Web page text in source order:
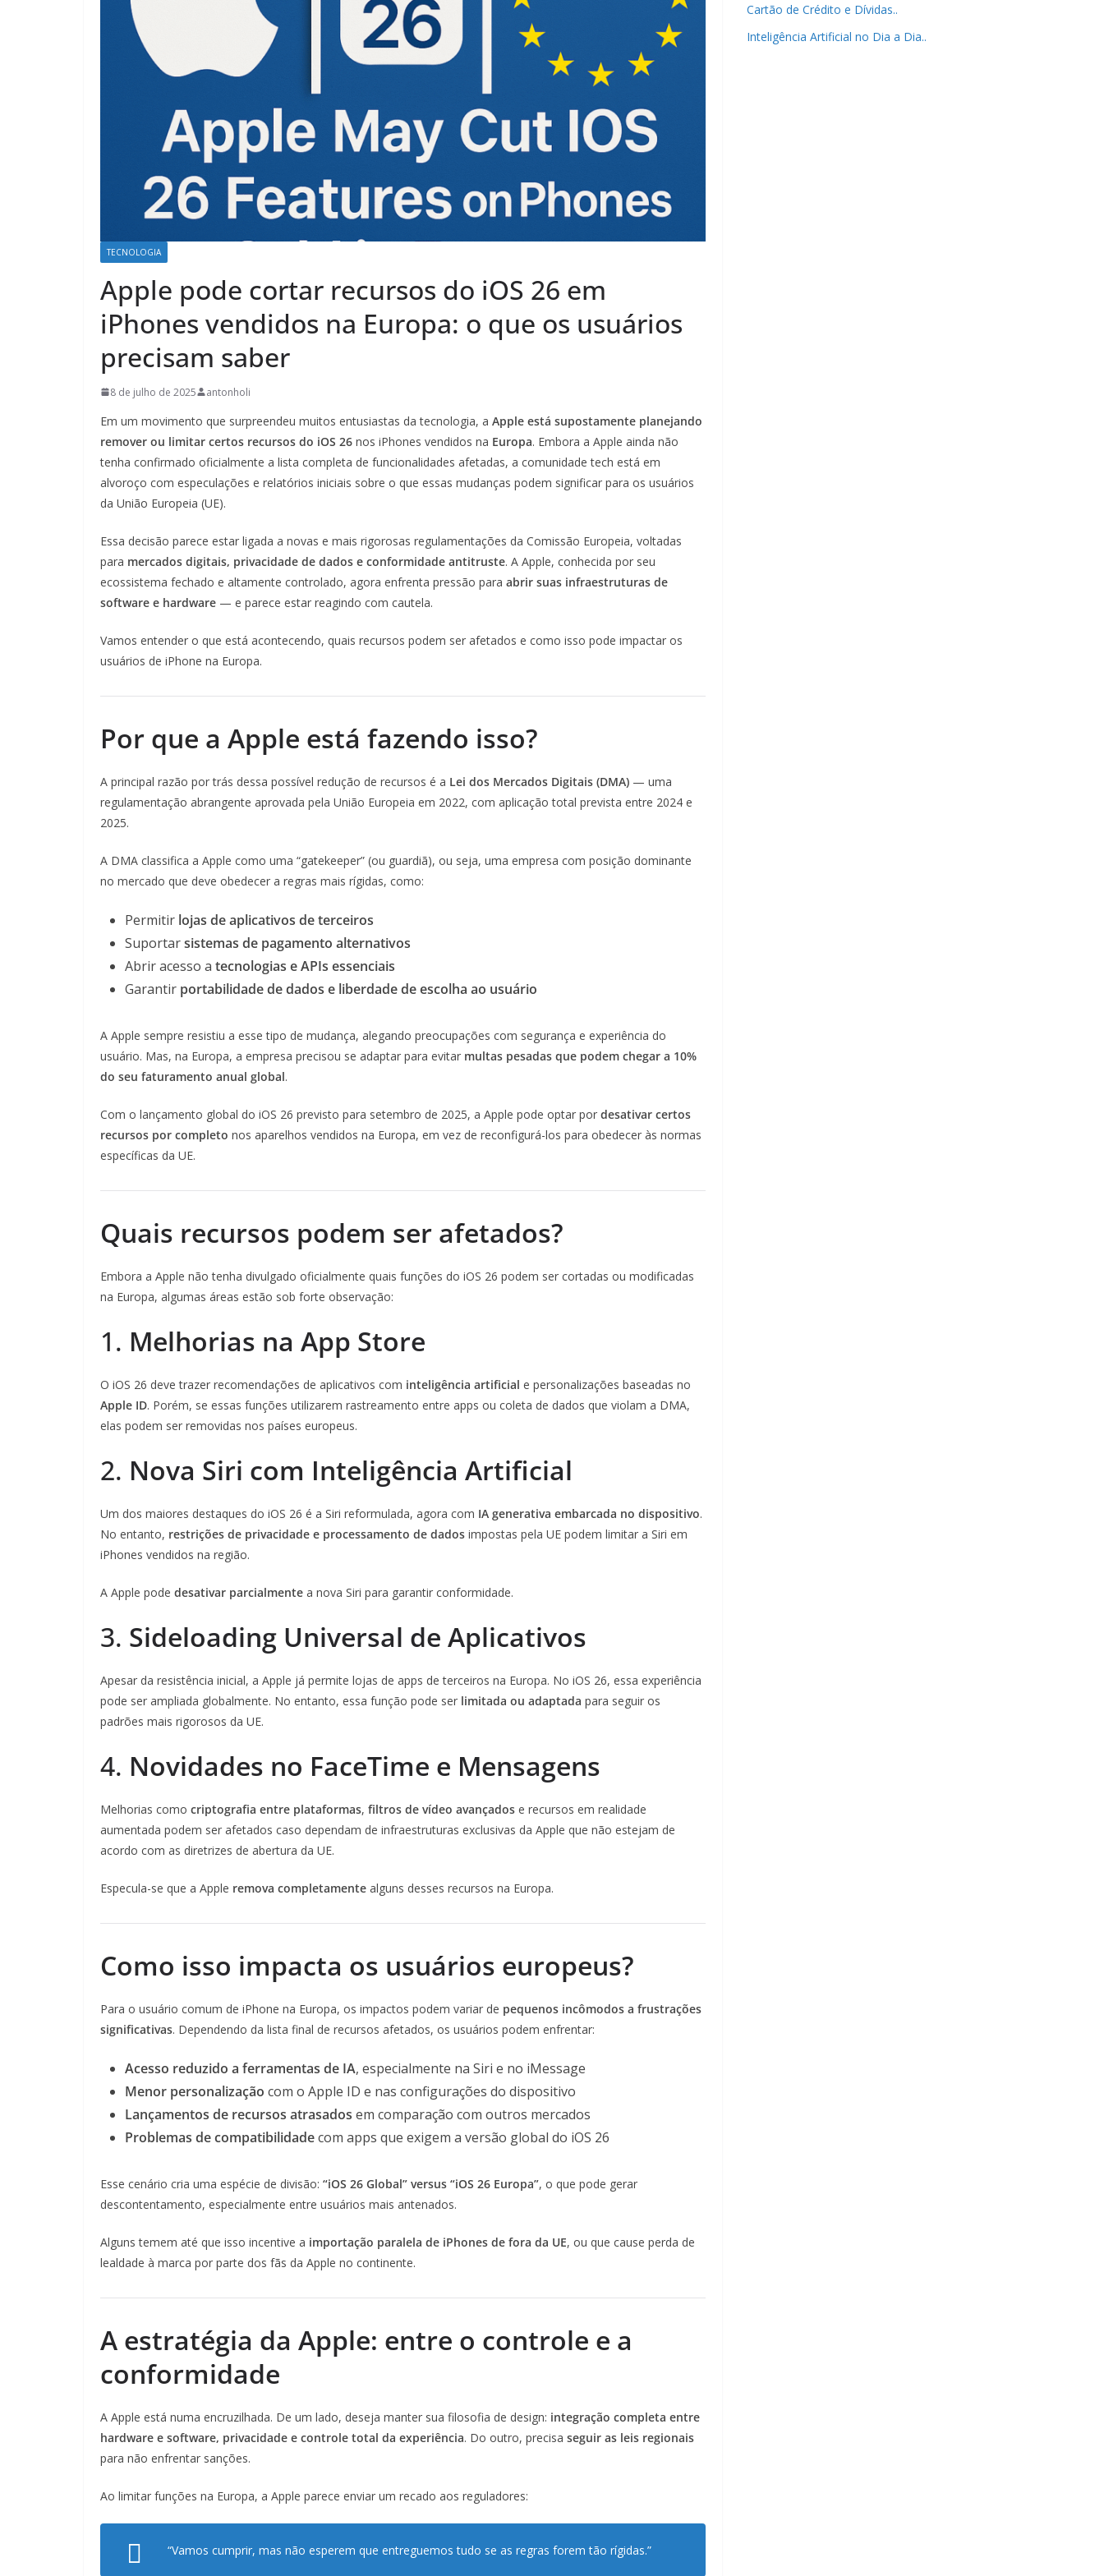
TECNOLOGIA
Apple pode cortar recursos do iOS 26 em
iPhones vendidos na Europa: o que os usuários
precisam saber
8 de julho de 2025 antonholi
Em um movimento que surpreendeu muitos entusiastas da tecnologia, a Apple está supostamente planejando
remover ou limitar certos recursos do iOS 26 nos iPhones vendidos na Europa. Embora a Apple ainda não
tenha confirmado oficialmente a lista completa de funcionalidades afetadas, a comunidade tech está em
alvoroço com especulações e relatórios iniciais sobre o que essas mudanças podem significar para os usuários
da União Europeia (UE).
Essa decisão parece estar ligada a novas e mais rigorosas regulamentações da Comissão Europeia, voltadas
para mercados digitais, privacidade de dados e conformidade antitruste. A Apple, conhecida por seu
ecossistema fechado e altamente controlado, agora enfrenta pressão para abrir suas infraestruturas de
software e hardware — e parece estar reagindo com cautela.
Vamos entender o que está acontecendo, quais recursos podem ser afetados e como isso pode impactar os
usuários de iPhone na Europa.
Por que a Apple está fazendo isso?
A principal razão por trás dessa possível redução de recursos é a Lei dos Mercados Digitais (DMA) — uma
regulamentação abrangente aprovada pela União Europeia em 2022, com aplicação total prevista entre 2024 e
2025.
A DMA classifica a Apple como uma “gatekeeper” (ou guardiã), ou seja, uma empresa com posição dominante
no mercado que deve obedecer a regras mais rígidas, como:
Permitir lojas de aplicativos de terceiros
Suportarsistemas de pagamento alternativos
Abrir acesso a tecnologias e APIs essenciais
Garantir portabilidade de dados e liberdade de escolha ao usuário
A Apple sempre resistiu a esse tipo de mudança, alegando preocupações com segurança e experiência do
usuário. Mas, na Europa, a empresa precisou se adaptar para evitar multas pesadas que podem chegar a 10%
do seu faturamento anual global.
Com o lançamento global do iOS 26 previsto para setembro de 2025, a Apple pode optar por desativar certos
recursos por completo nos aparelhos vendidos na Europa, em vez de reconfigurá-los para obedecer às normas
específicas da UE.
Quais recursos podem ser afetados?
Embora a Apple não tenha divulgado oficialmente quais funções do iOS 26 podem ser cortadas ou modificadas
na Europa, algumas áreas estão sob forte observação:
1. Melhorias na App Store
O iOS 26 deve trazer recomendações de aplicativos com inteligência artificial e personalizações baseadas no
Apple ID. Porém, se essas funções utilizarem rastreamento entre apps ou coleta de dados que violam a DMA,
elas podem ser removidas nos países europeus.
2. Nova Siri com Inteligência Artificial
Um dos maiores destaques do iOS 26 é a Siri reformulada, agora com IA generativa embarcada no dispositivo.
No entanto, restrições de privacidade e processamento de dados impostas pela UE podem limitar a Siri em
iPhones vendidos na região.
A Apple pode desativar parcialmente a nova Siri para garantir conformidade.
3. Sideloading Universal de Aplicativos
Apesar da resistência inicial, a Apple já permite lojas de apps de terceiros na Europa. No iOS 26, essa experiência
pode ser ampliada globalmente. No entanto, essa função pode ser limitada ou adaptada para seguir os
padrões mais rigorosos da UE.
4. Novidades no FaceTime e Mensagens
Melhorias como criptografia entre plataformas, filtros de vídeo avançados e recursos em realidade
aumentada podem ser afetados caso dependam de infraestruturas exclusivas da Apple que não estejam de
acordo com as diretrizes de abertura da UE.
Especula-se que a Apple remova completamente alguns desses recursos na Europa.
Como isso impacta os usuários europeus?
Para o usuário comum de iPhone na Europa, os impactos podem variar de pequenos incômodos a frustrações
significativas. Dependendo da lista final de recursos afetados, os usuários podem enfrentar:
Acesso reduzido a ferramentas de IA, especialmente na Siri e no iMessage
Menor personalização com o Apple ID e nas configurações do dispositivo
Lançamentos de recursos atrasados em comparação com outros mercados
Problemas de compatibilidadecom apps que exigem a versão global do iOS 26
Esse cenário cria uma espécie de divisão: “iOS 26 Global” versus “iOS 26 Europa”, o que pode gerar
descontentamento, especialmente entre usuários mais antenados.
Alguns temem até que isso incentive a importação paralela de iPhones de fora da UE, ou que cause perda de
lealdade à marca por parte dos fãs da Apple no continente.
A estratégia da Apple: entre o controle e a
conformidade
A Apple está numa encruzilhada. De um lado, deseja manter sua filosofia de design: integração completa entre
hardware e software, privacidade e controle total da experiência. Do outro, precisa seguir as leis regionais
para não enfrentar sanções.
Ao limitar funções na Europa, a Apple parece enviar um recado aos reguladores:
“Vamos cumprir, mas não esperem que entreguemos tudo se as regras forem tão rígidas.”
Cartão de Crédito e Dívidas..
Inteligência Artificial no Dia a Dia..